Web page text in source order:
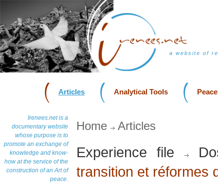
a website of
Articles Analytical Tools
Irenees.net is a
documentary website
whose purpose is to
promote an exchange of
knowledge and know-
how at the service of the
construction of an Art of
peace.
Home Articles
Experience file
transition et réformes